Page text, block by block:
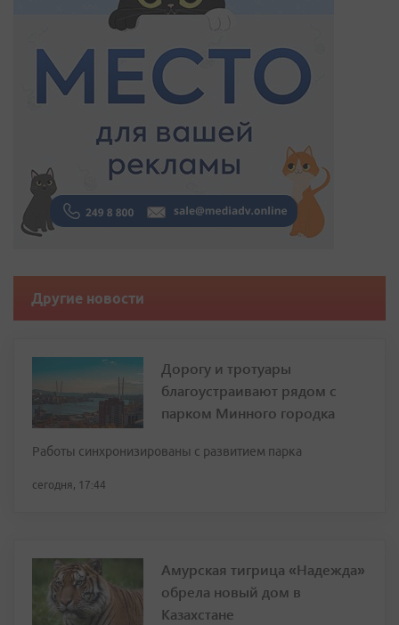
Другие новости
Дорогу и тротуары
благоустраивают рядом с
парком Минного городка
Работы синхронизированы с развитием парка
сегодня, 17:44
Амурская тигрица «Надежда»
обрела новый дом в
Казахстане